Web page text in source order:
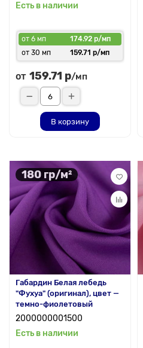
Есть в наличии
от 6 мп
174.92 р/мп
от 30 мп
159.71 р/мп
от 159.71 р/мп
В корзину
180 гр/м²
Габардин Белая лебедь
"Фухуа" (оригинал), цвет —
темно-фиолетовый
2000000001500
Есть в наличии